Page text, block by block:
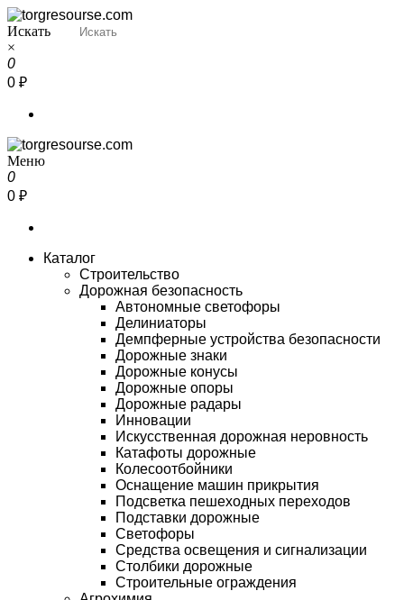
Перейти
к
содержимому
Torgresourse
Промышленный маркетплейс
Искать
×
0
0 ₽
Torgresourse
Промышленный маркетплейс
Меню
0
0 ₽
Каталог
Строительство
Дорожная безопасность
Автономные светофоры
Делиниаторы
Демпферные устройства безопасности
Дорожные знаки
Дорожные конусы
Дорожные опоры
Дорожные радары
Инновации
Искусственная дорожная неровность
Катафоты дорожные
Колесоотбойники
Оснащение машин прикрытия
Подсветка пешеходных переходов
Подставки дорожные
Светофоры
Средства освещения и сигнализации
Столбики дорожные
Строительные ограждения